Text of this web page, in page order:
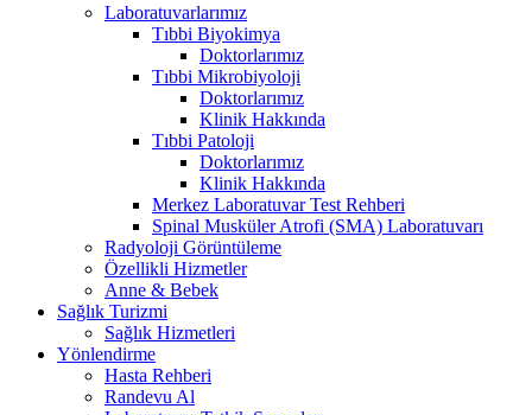
Laboratuvarlarımız
Tıbbi Biyokimya
Doktorlarımız
Tıbbi Mikrobiyoloji
Doktorlarımız
Klinik Hakkında
Tıbbi Patoloji
Doktorlarımız
Klinik Hakkında
Merkez Laboratuvar Test Rehberi
Spinal Musküler Atrofi (SMA) Laboratuvarı
Radyoloji Görüntüleme
Özellikli Hizmetler
Anne & Bebek
Sağlık Turizmi
Sağlık Hizmetleri
Yönlendirme
Hasta Rehberi
Randevu Al